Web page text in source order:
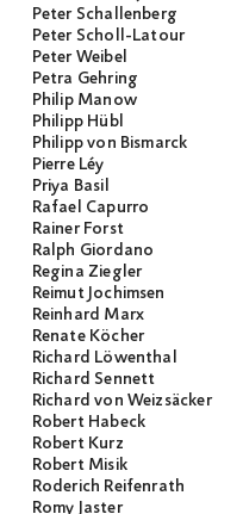
Peter Schallenberg
Peter Scholl-Latour
Peter Weibel
Petra Gehring
Philip Manow
Philipp Hübl
Philipp von Bismarck
Pierre Léy
Priya Basil
Rafael Capurro
Rainer Forst
Ralph Giordano
Regina Ziegler
Reimut Jochimsen
Reinhard Marx
Renate Köcher
Richard Löwenthal
Richard Sennett
Richard von Weizsäcker
Robert Habeck
Robert Kurz
Robert Misik
Roderich Reifenrath
Romy Jaster